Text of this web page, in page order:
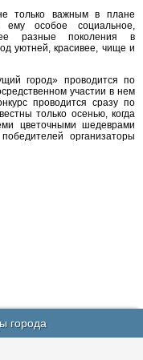
только важным в плане
ему особое социальное,
разные поколения в
уютней, красивее, чище и
город» проводится по
участии в нем
проводится сразу по
только осенью, когда
цветочными шедеврами
организаторы
города